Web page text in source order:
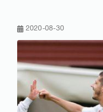
2020-08-30